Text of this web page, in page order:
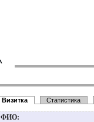
Визитка Статистика
ФИО: